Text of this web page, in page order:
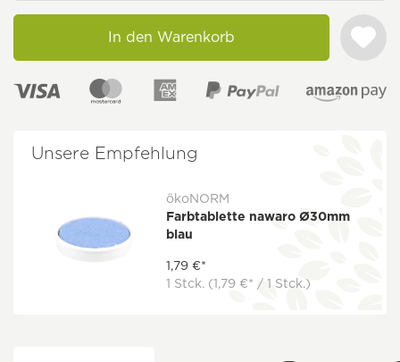
In den Warenkorb
Unsere Empfehlung
ökoNORM
Farbtablette nawaro Ø30mm
blau
1,79 €*
1 Stck. (1,79 €* / 1 Stck.)